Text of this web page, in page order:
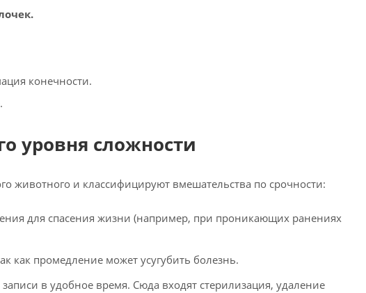
конечности.
уровня сложности
животного и классифицируют вмешательства по срочности:
для спасения жизни (например, при проникающих ранениях
как промедление может усугубить болезнь.
в удобное время. Сюда входят стерилизация, удаление